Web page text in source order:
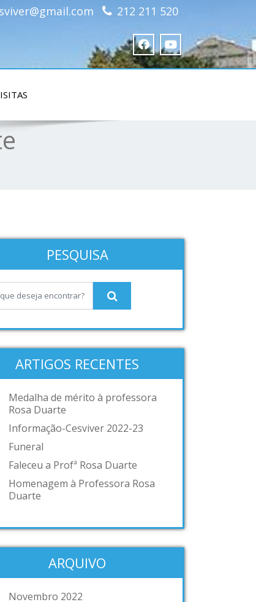
212 211 520
PESQUISA
ARTIGOS RECENTES
Medalha de mérito à professora
Rosa Duarte
Informação-Cesviver 2022-23
Funeral
Faleceu a Profª Rosa Duarte
Homenagem à Professora Rosa
Duarte
ARQUIVO
Novembro 2022